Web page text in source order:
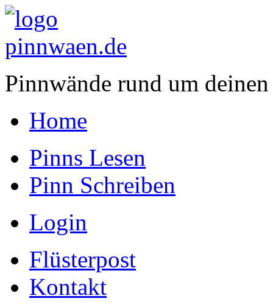
Pinnwände rund um
Home
Pinns Lesen
Pinn Schreiben
Login
Flüsterpost
Kontakt